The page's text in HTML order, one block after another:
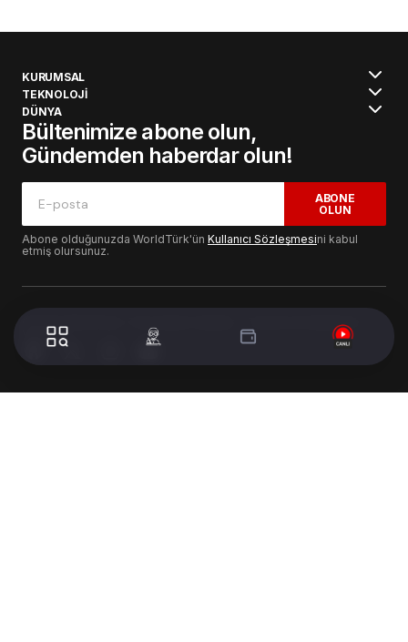
KURUMSAL
TEKNOLOJİ
DÜNYA
Bültenimize abone olun,
Gündemden haberdar olun!
ABONE
OLUN
Abone olduğunuzda WorldTürk'ün Kullanıcı Sözleşmesini kabul
etmiş olursunuz.
© 2024 WorldTurk. Tüm Hakları Saklıdır. - Tasarım & Geliştirme :
Volion's